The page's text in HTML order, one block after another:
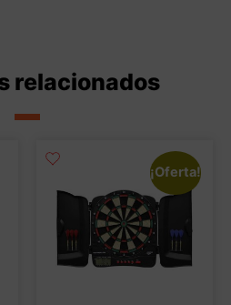
relacionados
¡Oferta!